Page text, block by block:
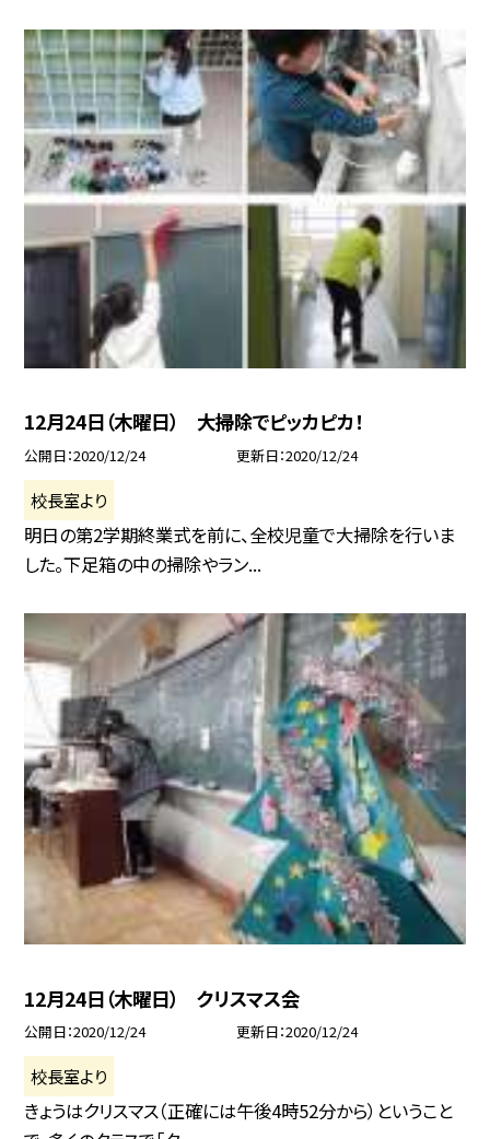
12月24日（木曜日） 大掃除でピッカピカ！
公開日 2020/12/24 更新日 2020/12/24
校長室より
明日の第2学期終業式を前に、全校児童で大掃除を行いま
した。下足箱の中の掃除やラン...
12月24日（木曜日） クリスマス会
公開日 2020/12/24 更新日 2020/12/24
校長室より
きょうはクリスマス（正確には午後4時52分から）ということ